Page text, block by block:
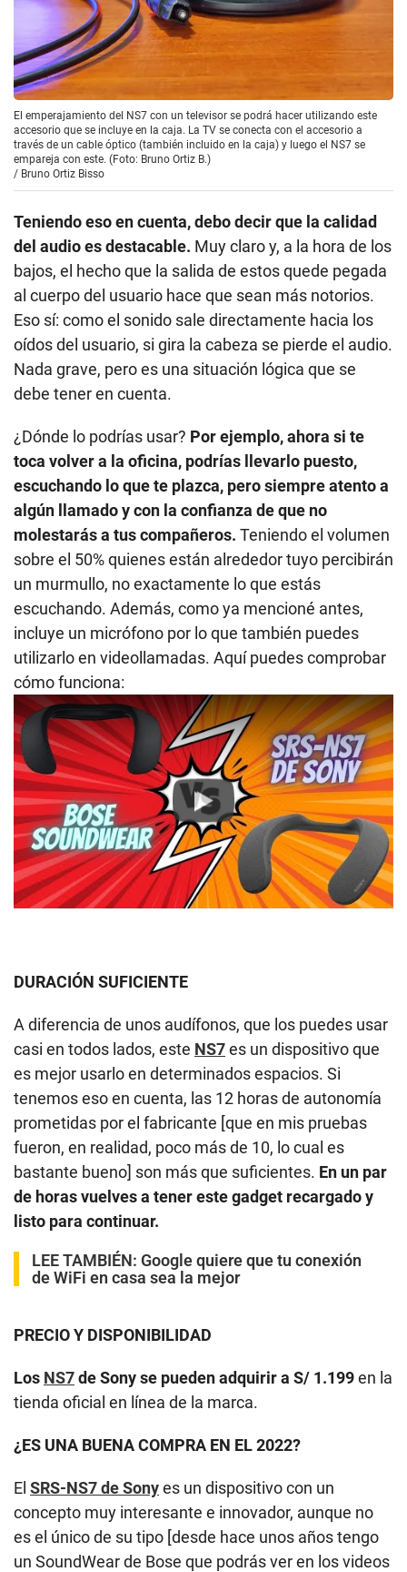
El emperajamiento del NS7 con un televisor se podrá hacer utilizando este
accesorio que se incluye en la caja. La TV se conecta con el accesorio a
través de un cable óptico (también incluido en la caja) y luego el NS7 se
empareja con este. (Foto: Bruno Ortiz B.)
/ Bruno Ortiz Bisso
Teniendo eso en cuenta, debo decir que la calidad
del audio es destacable. Muy claro y, a la hora de los
bajos, el hecho que la salida de estos quede pegada
al cuerpo del usuario hace que sean más notorios.
Eso sí: como el sonido sale directamente hacia los
oídos del usuario, si gira la cabeza se pierde el audio.
Nada grave, pero es una situación lógica que se
debe tener en cuenta.
¿Dónde lo podrías usar? Por ejemplo, ahora si te
toca volver a la oficina, podrías llevarlo puesto,
escuchando lo que te plazca, pero siempre atento a
algún llamado y con la confianza de que no
molestarás a tus compañeros. Teniendo el volumen
sobre el 50% quienes están alrededor tuyo percibirán
un murmullo, no exactamente lo que estás
escuchando. Además, como ya mencioné antes,
incluye un micrófono por lo que también puedes
utilizarlo en videollamadas. Aquí puedes comprobar
cómo funciona:
Play
DURACIÓN SUFICIENTE
A diferencia de unos audífonos, que los puedes usar
casi en todos lados, este NS7es un dispositivo que
es mejor usarlo en determinados espacios. Si
tenemos eso en cuenta, las 12 horas de autonomía
prometidas por el fabricante [que en mis pruebas
fueron, en realidad, poco más de 10, lo cual es
bastante bueno] son más que suficientes. En un par
de horas vuelves a tener este gadget recargado y
listo para continuar.
LEE TAMBIÉN: Google quiere que tu conexión
de WiFi en casa sea la mejor
PRECIO Y DISPONIBILIDAD
Los NS7de Sony se pueden adquirir a S/ 1.199en la
tienda oficial en línea de la marca.
¿ES UNA BUENA COMPRA EN EL 2022?
El SRS-NS7 de Sonyes un dispositivo con un
concepto muy interesante e innovador, aunque no
es el único de su tipo [desde hace unos años tengo
un SoundWear de Bose que podrás ver en los videos